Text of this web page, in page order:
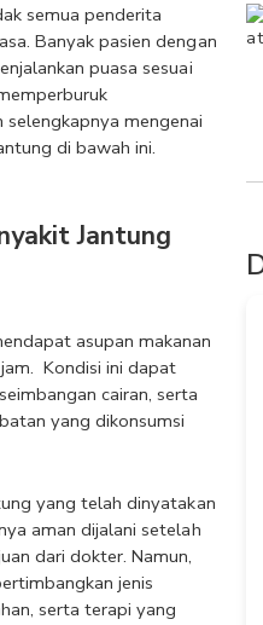
semua penderita
Banyak pasien dengan
puasa sesuai
selengkapnya mengenai
di bawah ini.
Jantung
asupan makanan
Kondisi ini dapat
cairan, serta
yang dikonsumsi
yang telah dinyatakan
aman dijalani setelah
dari dokter. Namun,
jenis
serta terapi yang